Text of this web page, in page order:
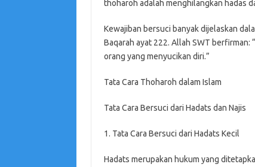
thoharoh adalah menghilangkan hadas
Kewajiban bersuci banyak dijelaskan
Baqarah ayat 222. Allah SWT
orang yang menyucikan diri.”
Tata Cara Thoharoh dalam Islam
Tata Cara Bersuci dari Hadats dan Najis
1. Tata Cara Bersuci dari Hadats Kecil
Hadats merupakan hukum yang